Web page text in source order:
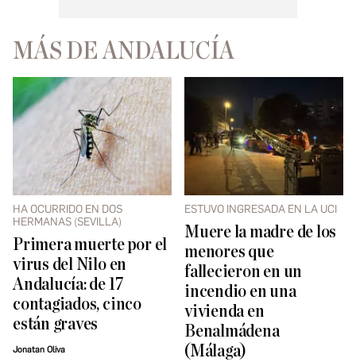
MÁS DE ANDALUCÍA
HA OCURRIDO EN DOS
HERMANAS (SEVILLA)
Primera muerte por el
virus del Nilo en
Andalucía: de 17
contagiados, cinco
están graves
Jonatan Oliva
ESTUVO INGRESADA EN LA UCI
Muere la madre de los
menores que
fallecieron en un
incendio en una
vivienda en
Benalmádena
(Málaga)